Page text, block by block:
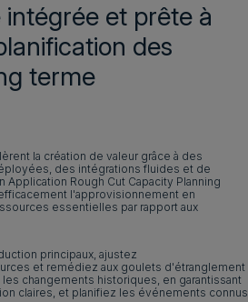
démo Français
et prête à
des
terme
la création de valeur grâce à des
des intégrations fluides et de
Application Rough Cut Capacity Planning
l'approvisionnement en
essentielles par rapport aux
principaux, ajustez
et remédiez aux goulets d'étranglement
changements historiques, en garantissant
claires, et planifiez les événements connus